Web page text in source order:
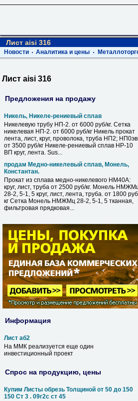
Лист аisi 316
Новости Аналитика и цены
Лист аisi 316
Предложения на продажу
Никель, Никеле-рениевый сплав
Никелевую трубу НП-2. от 6000 руб/кг. Сетка
никелевая НП-2. от 6000 руб/кг Никель прокат
лента, лист, круг, проволока, труба НП2;
от 3500 руб/кг Никеле-рениевый сплав НР-10
ВП круг, лента. Sus...
продам Медно-никелевый сплав, Монель,
Константан.
Прокат из сплава медно-никелевого НМ40А:
круг, лист, труба от 2500 руб/кг. Монель
28-2, 5-1, 5 круг, лист, лента, труба. от 1800
кг Сетка Монель НМЖМц 28-2, 5-1, 5 тканная,
фильтровая прядковая...
Информация
Лист аб2
На ММК реализуется еще один
инвестиционный проект
Спрос на продукцию, цены
Купим Листы обрезь Толщиной от 50 до 150
150 Ст 3 . 09г2с ст 45